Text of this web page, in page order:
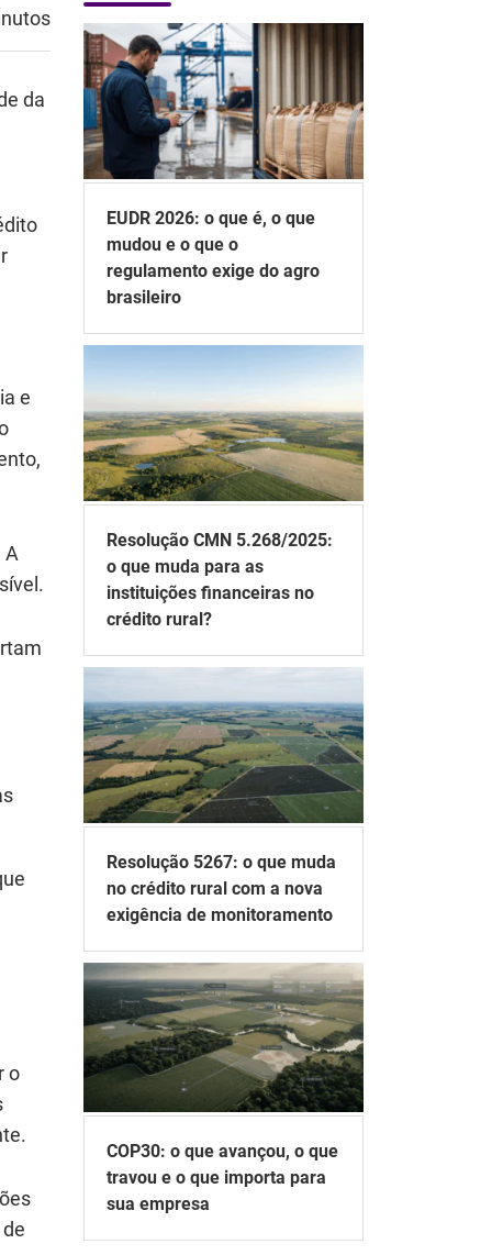
da
e
A
o
EUDR 2026: o que é, o que
mudou e o que o
regulamento exige do agro
brasileiro
Resolução CMN 5.268/2025:
o que muda para as
instituições financeiras no
crédito rural?
Resolução 5267: o que muda
no crédito rural com a nova
exigência de monitoramento
COP30: o que avançou, o que
travou e o que importa para
sua empresa